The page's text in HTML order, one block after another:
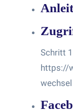
Schritt
https://